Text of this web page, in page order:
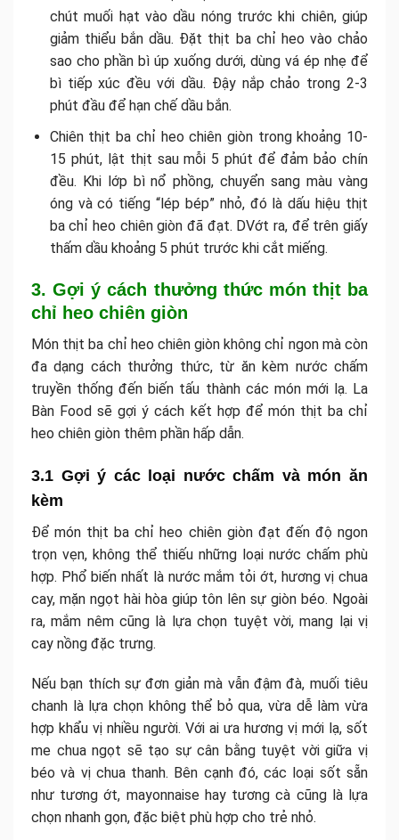
chút muối hạt vào dầu nóng trước khi chiên, giúp
giảm thiểu bắn dầu. Đặt thịt ba chỉ heo vào chảo
sao cho phần bì úp xuống dưới, dùng vá ép nhẹ để
bì tiếp xúc đều với dầu. Đậy nắp chảo trong 2-3
phút đầu để hạn chế dầu bắn.
Chiên thịt ba chỉ heo chiên giòn trong khoảng 10-
15 phút, lật thịt sau mỗi 5 phút để đảm bảo chín
đều. Khi lớp bì nổ phồng, chuyển sang màu vàng
óng và có tiếng “lép bép” nhỏ, đó là dấu hiệu thịt
ba chỉ heo chiên giòn đã đạt. DVớt ra, để trên giấy
thấm dầu khoảng 5 phút trước khi cắt miếng.
3. Gợi ý cách thưởng thức món thịt ba
chỉ heo chiên giòn
Món thịt ba chỉ heo chiên giòn không chỉ ngon mà còn
đa dạng cách thưởng thức, từ ăn kèm nước chấm
truyền thống đến biến tấu thành các món mới lạ. La
Bàn Food sẽ gợi ý cách kết hợp để món thịt ba chỉ
heo chiên giòn thêm phần hấp dẫn.
3.1 Gợi ý các loại nước chấm và món ăn
kèm
Để món thịt ba chỉ heo chiên giòn đạt đến độ ngon
trọn vẹn, không thể thiếu những loại nước chấm phù
hợp. Phổ biến nhất là nước mắm tỏi ớt, hương vị chua
cay, mặn ngọt hài hòa giúp tôn lên sự giòn béo. Ngoài
ra, mắm nêm cũng là lựa chọn tuyệt vời, mang lại vị
cay nồng đặc trưng.
Nếu bạn thích sự đơn giản mà vẫn đậm đà, muối tiêu
chanh là lựa chọn không thể bỏ qua, vừa dễ làm vừa
hợp khẩu vị nhiều người. Với ai ưa hương vị mới lạ, sốt
me chua ngọt sẽ tạo sự cân bằng tuyệt vời giữa vị
béo và vị chua thanh. Bên cạnh đó, các loại sốt sẵn
như tương ớt, mayonnaise hay tương cà cũng là lựa
chọn nhanh gọn, đặc biệt phù hợp cho trẻ nhỏ.